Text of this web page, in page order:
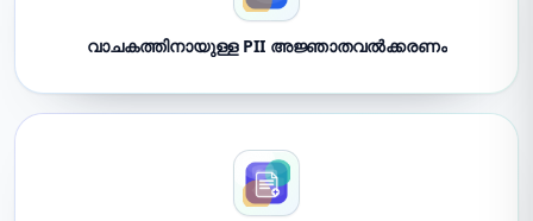
വാചകത്തിനായുള്ള PII അജ്ഞാതവൽക്കരണം